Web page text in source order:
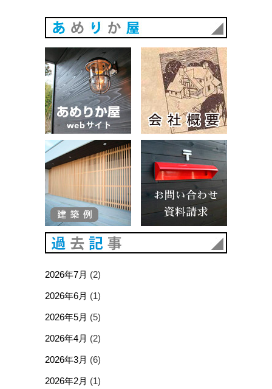
あめりか屋WEBサイト
2026年7月 (2)
2026年6月 (1)
2026年5月 (5)
2026年4月 (2)
2026年3月 (6)
2026年2月 (1)